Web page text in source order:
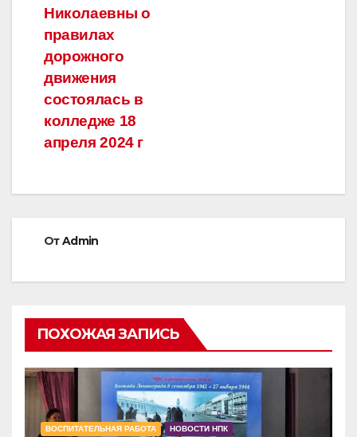
Николаевны о
правилах
дорожного
движения
состоялась в
колледже 18
апреля 2024 г
ОтAdmin
ПОХОЖАЯ ЗАПИСЬ
ВОСПИТАТЕЛЬНАЯ РАБОТА НОВОСТИ НПК